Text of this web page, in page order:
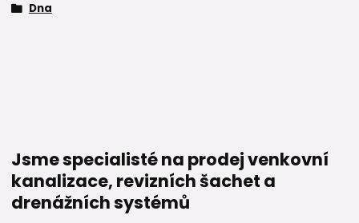
Dna
Jsme specialisté na prodej venkovní
kanalizace, revizních šachet a
drenážních systémů